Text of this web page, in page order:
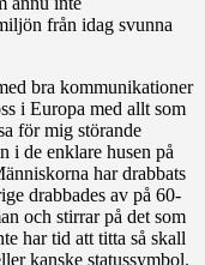
från idag svunna
bra kommunikationer
i Europa med allt som
för mig störande
i de enklare husen på
har drabbats
drabbades av på 60-
och stirrar på det som
har tid att titta så skall
kanske statussymbol.